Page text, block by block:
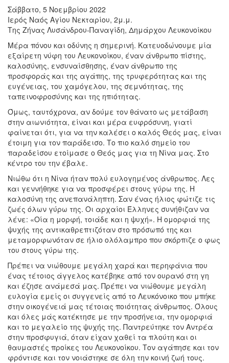
Σάββατο, 5 Νοεμβρίου 2022
Ιερός Ναός Αγίου Νεκταρίου, 2μ.μ.
Της Ζήνας Λυσάνδρου-Παναγίδη, Δημάρχου Λευκονοίκου
Μέρα πόνου και οδύνης η σημερινή. Κατευοδώνουμε μία
εξαίρετη νύφη του Λευκονοίκου, έναν άνθρωπο πίστης,
καλοσύνης, ενσυναίσθησης, έναν άνθρωπο της
προσφοράς και της αγάπης, της τρυφερότητας και της
ευγένειας, του χαμόγελου, της σεμνότητας, της
ταπεινοφροσύνης και της ηπιότητας.
Όμως, ταυτόχρονα, αν δούμε τον θάνατο ως μετάβαση
στην αιωνιότητα, είναι και μέρα ευφρόσυνη, γιατί
φαίνεται ότι, για να την καλέσει ο καλός Θεός μας, είναι
έτοιμη για τον παράδεισο. Το πιο καλό σημείο του
παραδείσου ετοίμασε ο Θεός μας για τη Νίνα μας. Στο
κέντρο του την έβαλε.
Νιώθω ότι η Νίνα ήταν πολύ ευλογημένος άνθρωπος. Λες
και γεννήθηκε για να προσφέρει στους γύρω της. Η
καλοσύνη της ανεπανάληπτη. Σαν ένας ήλιος φώτιζε τις
ζωές όλων γύρω της. Οι αρχαίοι Έλληνες συνήθιζαν να
λένε: «Οία η μορφή, τοιάδε και η ψυχή». Η ομορφιά της
ψυχής της αντικαθρεπτιζόταν στο πρόσωπό της και
μεταμορφωνόταν σε ήλιο ολόλαμπρο που σκόρπιζε ο φως
του στους γύρω της.
Πρέπει να νιώθουμε μεγάλη χαρά και περηφάνια που
ένας τέτοιος άγγελος κατέβηκε από τον ουρανό στη γη
και έζησε ανάμεσά μας. Πρέπει να νιώθουμε μεγάλη
ευλογία εμείς οι συγγενείς από το Λευκόνοικο που μπήκε
στην οικογένειά μας τέτοιας ποιότητας άνθρωπος. Όλους
και όλες μάς κατέκτησε με την προσήνεια, την ομορφιά
και το μεγαλείο της ψυχής της. Παντρεύτηκε τον Αντρέα
στην προσφυγιά, όταν είχαν χαθεί τα πλούτη και οι
θαυμαστές προίκες του Λευκονοίκου. Τον αγάπησε και τον
φρόντισε και τον νοιάστηκε σε όλη την κοινή ζωή τους.